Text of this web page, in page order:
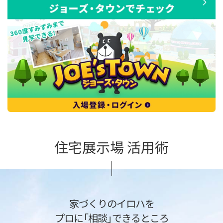
住宅展示場 活用術
家づくりのイロハを
プロに「相談」できるところ